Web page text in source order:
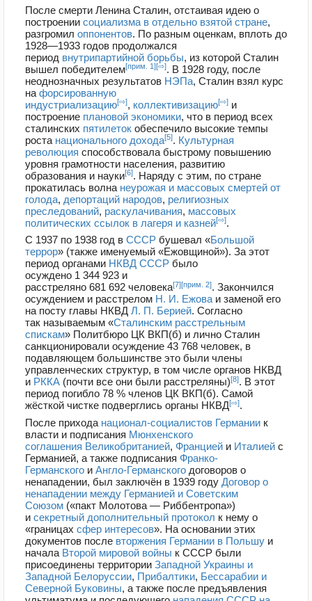
После смерти Ленина Сталин, отстаивая идею о
построении социализма в отдельно взятой стране,
разгромил оппонентов. По разным оценкам, вплоть до
1928—1933 годов продолжался
период внутрипартийной борьбы, из которой Сталин
вышел победителем[прим. 1][⇨]. В 1928 году, после
неоднозначных результатов НЭПа, Сталин взял курс
на форсированную
индустриализацию[⇨], коллективизацию[⇨] и
построение плановой экономики, что в период всех
сталинских пятилеток обеспечило высокие темпы
роста национального дохода[5]. Культурная
революция способствовала быстрому повышению
уровня грамотности населения, развитию
образования и науки[6]. Наряду с этим, по стране
прокатилась волна неурожая и массовых смертей от
голода, депортаций народов, религиозных
преследований, раскулачивания, массовых
политических ссылок в лагеря и казней[⇨].
С 1937 по 1938 год в СССР бушевал «Большой
террор» (также именуемый «Ежовщиной»). За этот
период органами НКВД СССР было
осуждено 1 344 923 и
расстреляно 681 692 человека[7][прим. 2]. Закончился
осуждением и расстрелом Н. И. Ежоваи заменой его
на посту главы НКВД Л. П. Берией. Согласно
так называемым «Сталинским расстрельным
спискам» Политбюро ЦК ВКП(б) и лично Сталин
санкционировали осуждение 43 768 человек, в
подавляющем большинстве это были члены
управленческих структур, в том числе органов НКВД
и РККА (почти все они были расстреляны)[8]. В этот
период погибло 78 % членов ЦК ВКП(б). Самой
жёсткой чистке подверглись органы НКВД[⇨].
После прихода национал-социалистов Германии к
власти и подписания Мюнхенского
соглашения Великобританией, Францией и Италией с
Германией, а также подписания Франко-
Германского и Англо-Германского договоров о
ненападении, был заключён в 1939 году Договор о
ненападении между Германией и Советским
Союзом («пакт Молотова — Риббентропа»)
и секретный дополнительный протокол к нему о
«границах сфер интересов». На основании этих
документов после вторжения Германии в Польшу и
начала Второй мировой войны к СССР были
присоединены территории Западной Украины и
Западной Белоруссии, Прибалтики, Бессарабии и
Северной Буковины, а также после предъявления